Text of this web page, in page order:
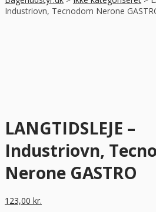
Industriovn, Tecnodom Nerone
LANGTIDSLEJE –
Industriovn,
Nerone GASTRO
123,00 kr.